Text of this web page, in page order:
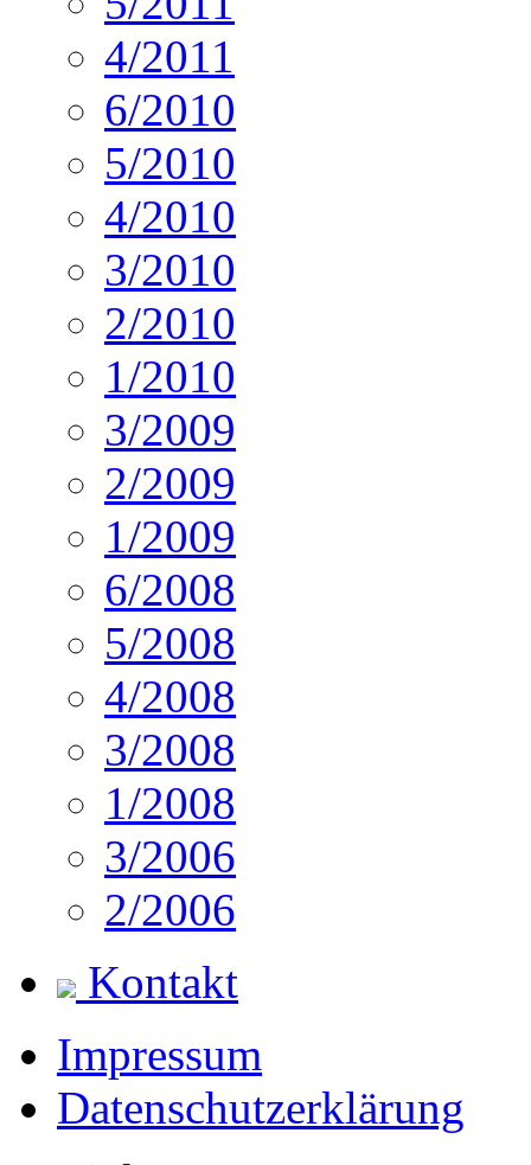
4/2011
6/2010
5/2010
4/2010
3/2010
2/2010
1/2010
3/2009
2/2009
1/2009
6/2008
5/2008
4/2008
3/2008
1/2008
3/2006
2/2006
Kontakt
Impressum
Datenschutzerklärung